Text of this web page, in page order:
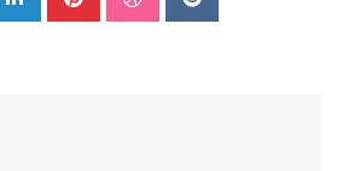
LinkedInPinterestStumbleUpon
Reddit